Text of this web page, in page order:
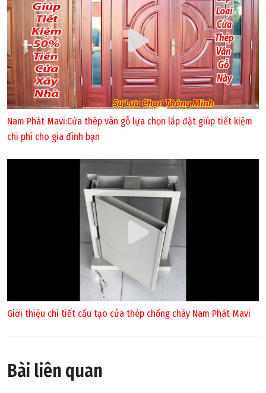
Nam Phát Mavi:Cửa thép vân gỗ lựa chọn lắp đặt giúp tiết kiệm
chi phí cho gia đình bạn
Giới thiệu chi tiết cấu tạo cửa thép chống cháy Nam Phát Mavi
Bài liên quan